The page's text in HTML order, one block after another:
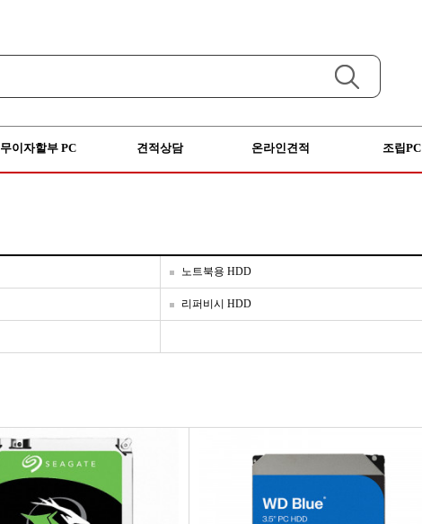
무이자할부 PC 견적상담 온라인견적 조립PC
노트북용 HDD
리퍼비시 HDD